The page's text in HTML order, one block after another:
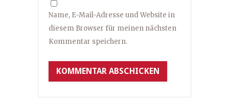
Name, E-Mail-Adresse und Website in
diesem Browser für meinen nächsten
Kommentar speichern.